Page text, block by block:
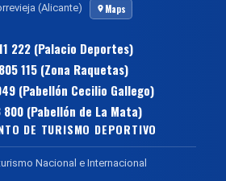
(Alicante) Maps
222 (Palacio Deportes)
115 (Zona Raquetas)
(Pabellón Cecilio Gallego)
800 (Pabellón de La Mata)
DE TURISMO DEPORTIVO
Nacional e Internacional